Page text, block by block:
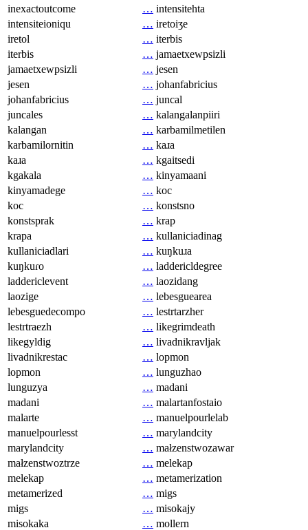
inexactoutcome
… intensitehta
intensiteioniqu
… iretoiʒe
iretol
… iterbis
iterbis
… jamaetxewpsizli
jamaetxewpsizli
… jesen
jesen
… johanfabricius
johanfabricius
… juncal
juncales
… kalangalanpiiri
kalangan
… karbamilmetilen
karbamilornitin
… kaɹa
kaɹa
… kgaitsedi
kgakala
… kinyamaani
kinyamadege
… koc
koc
… konstsno
konstsprak
… krap
krapa
… kullaniciadinag
kullaniciadlari
… kuŋkuɹa
kuŋkuɾo
… laddericldegree
laddericlevent
… laozidang
laozige
… lebesguearea
lebesguedecompo
… lestrtarzher
lestrtraezh
… likegrimdeath
likegyldig
… livadnikravljak
livadnikrestac
… lopmon
lopmon
… lunguzhao
lunguzya
… madani
madani
… malartanfostaio
malarte
… manuelpourlelab
manuelpourlesst
… marylandcity
marylandcity
… małzenstwozawar
małzenstwoztrze
… melekap
melekap
… metamerization
metamerized
… migs
migs
… misokajy
misokaka
… mollern